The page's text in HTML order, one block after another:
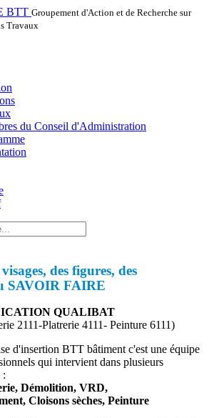
BTT Groupement d'Action et de Recherche sur
Travaux
du Conseil d'Administration
des figures, des
SAVOIR FAIRE
QUALIBAT
2111-Platrerie 4111- Peinture 6111)
d'insertion BTT bâtiment c'est une équipe
qui intervient dans plusieurs
:
Démolition, VRD,
Cloisons sèches, Peinture